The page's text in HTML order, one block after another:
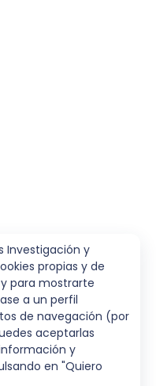
Investigación y
propias y de
para mostrarte
a un perfil
de navegación (por
aceptarlas
y
en "Quiero